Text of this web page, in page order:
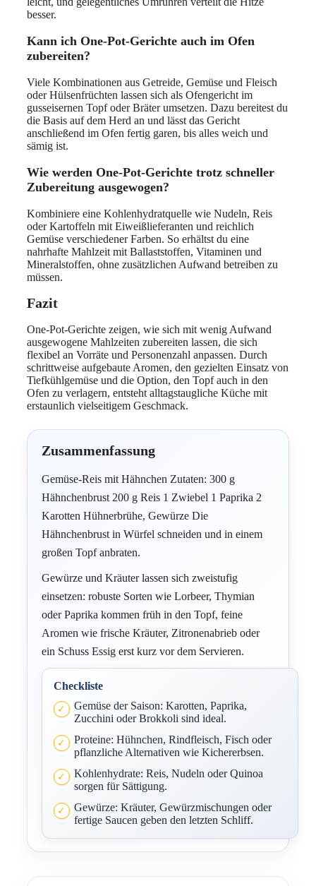
besser.
Kann ich One-Pot-Gerichte auch im Ofen
zubereiten?
Viele Kombinationen aus Getreide, Gemüse und Fleisch
oder Hülsenfrüchten lassen sich als Ofengericht im
gusseisernen Topf oder Bräter umsetzen. Dazu bereitest du
die Basis auf dem Herd an und lässt das Gericht
anschließend im Ofen fertig garen, bis alles weich und
sämig ist.
Wie werden One-Pot-Gerichte trotz schneller
Zubereitung ausgewogen?
Kombiniere eine Kohlenhydratquelle wie Nudeln, Reis
oder Kartoffeln mit Eiweißlieferanten und reichlich
Gemüse verschiedener Farben. So erhältst du eine
nahrhafte Mahlzeit mit Ballaststoffen, Vitaminen und
Mineralstoffen, ohne zusätzlichen Aufwand betreiben zu
müssen.
Fazit
One-Pot-Gerichte zeigen, wie sich mit wenig Aufwand
ausgewogene Mahlzeiten zubereiten lassen, die sich
flexibel an Vorräte und Personenzahl anpassen. Durch
schrittweise aufgebaute Aromen, den gezielten Einsatz von
Tiefkühlgemüse und die Option, den Topf auch in den
Ofen zu verlagern, entsteht alltagstaugliche Küche mit
erstaunlich vielseitigem Geschmack.
Zusammenfassung
Gemüse-Reis mit Hähnchen Zutaten: 300 g
Hähnchenbrust 200 g Reis 1 Zwiebel 1 Paprika 2
Karotten Hühnerbrühe, Gewürze Die
Hähnchenbrust in Würfel schneiden und in einem
großen Topf anbraten.
Gewürze und Kräuter lassen sich zweistufig
einsetzen: robuste Sorten wie Lorbeer, Thymian
oder Paprika kommen früh in den Topf, feine
Aromen wie frische Kräuter, Zitronenabrieb oder
ein Schuss Essig erst kurz vor dem Servieren.
Checkliste
Gemüse der Saison: Karotten, Paprika,
Zucchini oder Brokkoli sind ideal.
Proteine: Hühnchen, Rindfleisch, Fisch oder
pflanzliche Alternativen wie Kichererbsen.
Kohlenhydrate: Reis, Nudeln oder Quinoa
sorgen für Sättigung.
Gewürze: Kräuter, Gewürzmischungen oder
fertige Saucen geben den letzten Schliff.